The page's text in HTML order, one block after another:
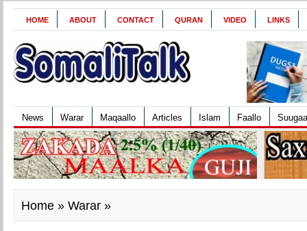
HOME ABOUT CONTACT QURAN VIDEO LINKS
News Warar Maqaallo Articles Islam Faallo
Home » Warar »